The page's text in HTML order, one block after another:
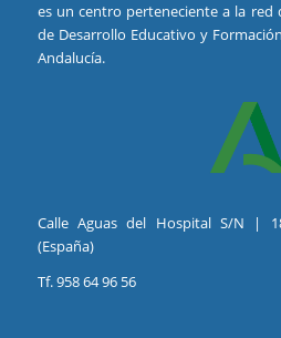
es un centro perteneciente a la red
de Desarrollo Educativo y
Andalucía.
Calle Aguas del Hospital S/N |
(España)
Tf. 958 64 96 56